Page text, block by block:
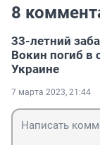
8
33-летний
Вокин погиб в
Украине
7 марта 2023, 21:44